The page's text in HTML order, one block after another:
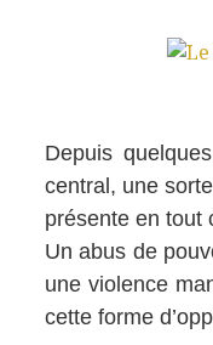
Depuis
central, une
présente en tout
Un abus de
une violence
cette forme